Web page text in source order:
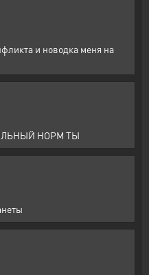
и новодка меня на
НОРМ ТЫ